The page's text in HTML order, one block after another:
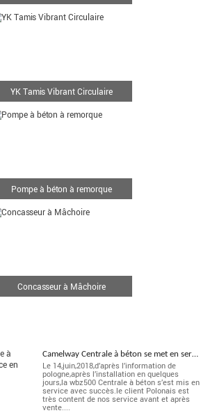
YK Tamis Vibrant Circulaire
Pompe à béton à remorque
Concasseur à Mâchoire
Camelway Centrale à béton se met en service en pologne
Le 14,juin,2018,d’après l’information de
pologne,après l’installation en quelques
jours,la wbz500 Centrale à béton s’est mis en
service avec succès.le client Polonais est
très content de nos service avant et après
vente....